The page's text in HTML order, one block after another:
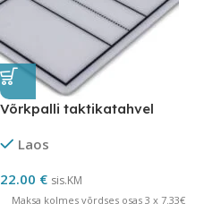
Võrkpalli taktikatahvel
Laos
22.00 € sis.KM
Maksa kolmes võrdses osas 3 x 7.33€